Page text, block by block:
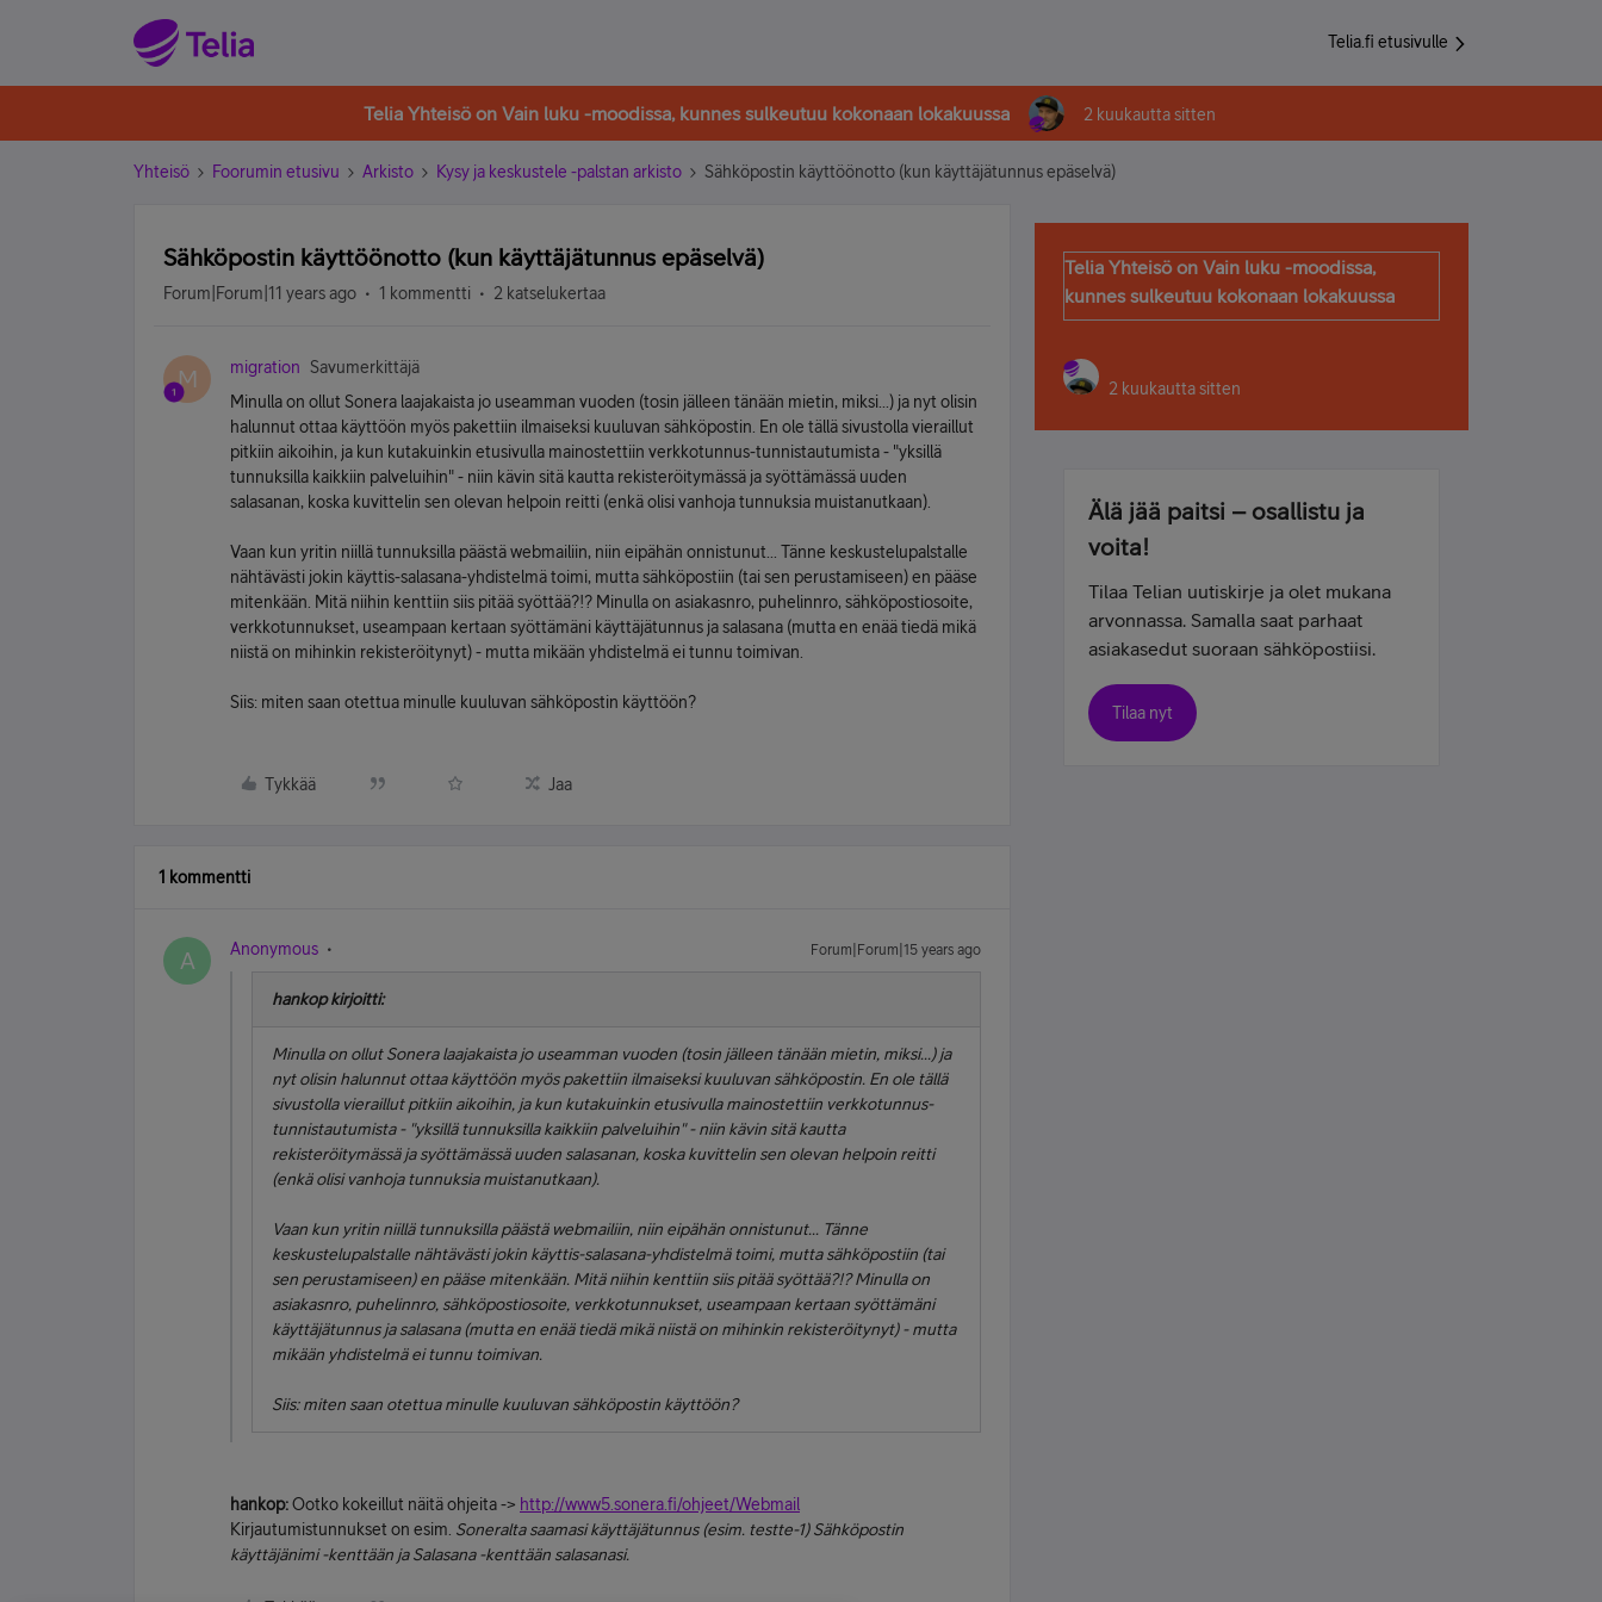
Telia.fi etusivulle
Telia Yhteisö on Vain luku -moodissa, kunnes sulkeutuu kokonaan lokakuussa 2 kuukautta sitten
Yhteisö Foorumin etusivu Arkisto Kysy ja keskustele -palstan arkisto Sähköpostin käyttöönotto (kun käyttäjätunnus epäselvä)
Sähköpostin käyttöönotto (kun käyttäjätunnus epäselvä)
Forum|Forum|11 years ago 1 kommentti 2 katselukertaa
M migration
Savumerkittäjä
Minulla on ollut Sonera laajakaista jo useamman vuoden (tosin jälleen tänään mietin, miksi...) ja nyt olisin
halunnut ottaa käyttöön myös pakettiin ilmaiseksi kuuluvan sähköpostin. En ole tällä sivustolla vieraillut
pitkiin aikoihin, ja kun kutakuinkin etusivulla mainostettiin verkkotunnus-tunnistautumista - "yksillä
tunnuksilla kaikkiin palveluihin" - niin kävin sitä kautta rekisteröitymässä ja syöttämässä uuden
salasanan, koska kuvittelin sen olevan helpoin reitti (enkä olisi vanhoja tunnuksia muistanutkaan).
Vaan kun yritin niillä tunnuksilla päästä webmailiin, niin eipähän onnistunut... Tänne keskustelupalstalle
nähtävästi jokin käyttis-salasana-yhdistelmä toimi, mutta sähköpostiin (tai sen perustamiseen) en pääse
mitenkään. Mitä niihin kenttiin siis pitää syöttää?!? Minulla on asiakasnro, puhelinnro, sähköpostiosoite,
verkkotunnukset, useampaan kertaan syöttämäni käyttäjätunnus ja salasana (mutta en enää tiedä mikä
niistä on mihinkin rekisteröitynyt) - mutta mikään yhdistelmä ei tunnu toimivan.
Siis: miten saan otettua minulle kuuluvan sähköpostin käyttöön?
Tykkää Jaa
1 kommentti
A Anonymous Forum|Forum|15 years ago
hankop kirjoitti:
Minulla on ollut Sonera laajakaista jo useamman vuoden (tosin jälleen tänään mietin, miksi...) ja
nyt olisin halunnut ottaa käyttöön myös pakettiin ilmaiseksi kuuluvan sähköpostin. En ole tällä
sivustolla vieraillut pitkiin aikoihin, ja kun kutakuinkin etusivulla mainostettiin verkkotunnus-
tunnistautumista - "yksillä tunnuksilla kaikkiin palveluihin" - niin kävin sitä kautta
rekisteröitymässä ja syöttämässä uuden salasanan, koska kuvittelin sen olevan helpoin reitti
(enkä olisi vanhoja tunnuksia muistanutkaan).
Vaan kun yritin niillä tunnuksilla päästä webmailiin, niin eipähän onnistunut... Tänne
keskustelupalstalle nähtävästi jokin käyttis-salasana-yhdistelmä toimi, mutta sähköpostiin (tai
sen perustamiseen) en pääse mitenkään. Mitä niihin kenttiin siis pitää syöttää?!? Minulla on
asiakasnro, puhelinnro, sähköpostiosoite, verkkotunnukset, useampaan kertaan syöttämäni
käyttäjätunnus ja salasana (mutta en enää tiedä mikä niistä on mihinkin rekisteröitynyt) - mutta
mikään yhdistelmä ei tunnu toimivan.
Siis: miten saan otettua minulle kuuluvan sähköpostin käyttöön?
hankop:Ootko kokeillut näitä ohjeita -> http://www5.sonera.fi/ohjeet/Webmail
Kirjautumistunnukset on esim. Soneralta saamasi käyttäjätunnus (esim. testte-1) Sähköpostin
käyttäjänimi -kenttään ja Salasana -kenttään salasanasi.
Telia Yhteisö on Vain luku -moodissa,
kunnes sulkeutuu kokonaan lokakuussa
2 kuukautta sitten
Älä jää paitsi – osallistu ja
voita!
Tilaa Telian uutiskirje ja olet mukana
arvonnassa. Samalla saat parhaat
asiakasedut suoraan sähköpostiisi.
Tilaa nyt